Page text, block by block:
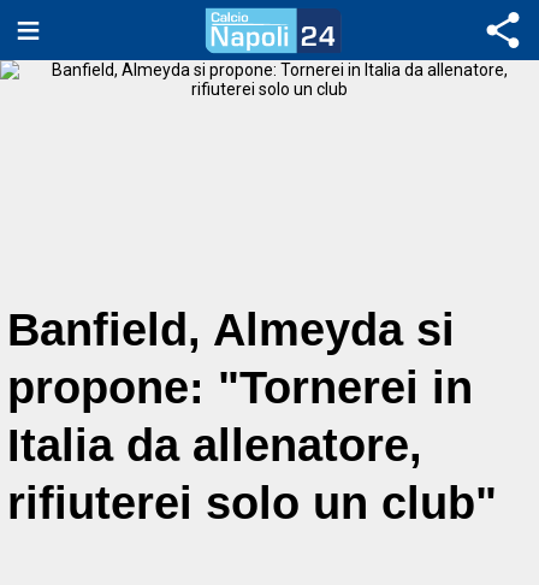
Banfield, Almeyda si
propone: "Tornerei in
Italia da allenatore,
rifiuterei solo un club"